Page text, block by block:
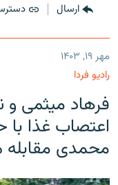
ارسال
مهر ۱۹, ۱۴۰۳
رادیو فردا
فرهاد میثمی و
اعتصاب غذا با
محمدی مقابله